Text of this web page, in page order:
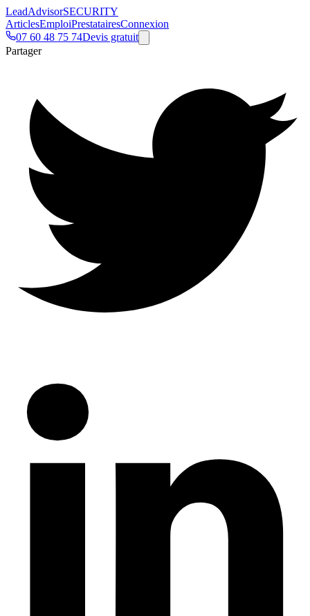
LeadAdvisorSECURITY
ArticlesEmploiPrestatairesConnexion
07 60 48 75 74Devis gratuit
Partager